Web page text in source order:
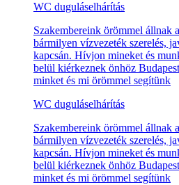
WC duguláselhárítás
Szakembereink örömmel állnak
bármilyen vízvezeték szerelés,
kapcsán. Hívjon mineket és
belül kiérkeznek önhöz
minket és mi örömmel segítünk
WC duguláselhárítás
Szakembereink örömmel állnak
bármilyen vízvezeték szerelés,
kapcsán. Hívjon mineket és
belül kiérkeznek önhöz
minket és mi örömmel segítünk